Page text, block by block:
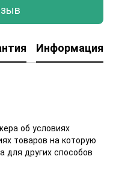
Информация
об условиях
товаров на которую
для других способов